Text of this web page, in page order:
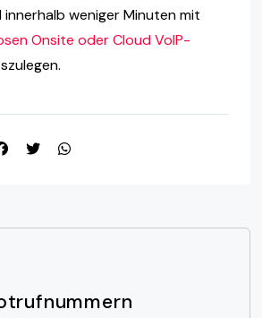
weniger Minuten mit
Onsite oder Cloud VoIP-